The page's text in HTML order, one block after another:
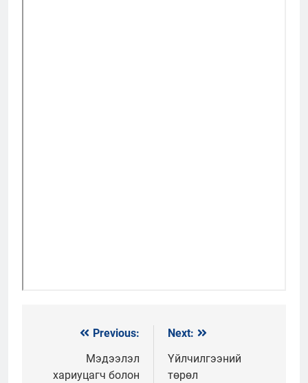
МэдээнийPrevious:
Мэдээлэл
хариуцагч болон
Next:
Үйлчилгээний
төрөл